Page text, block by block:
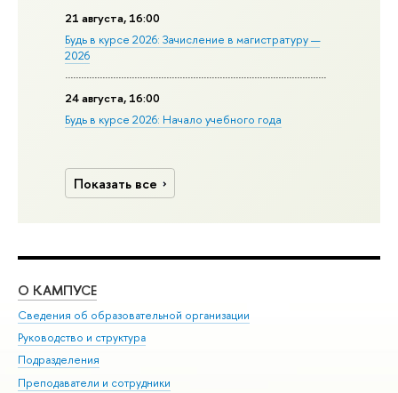
21 августа, 16:00
Будь в курсе 2026: Зачисление в магистратуру —
2026
24 августа, 16:00
Будь в курсе 2026: Начало учебного года
Показать все
О КАМПУСЕ
Сведения об образовательной организации
Руководство и структура
Подразделения
Преподаватели и сотрудники